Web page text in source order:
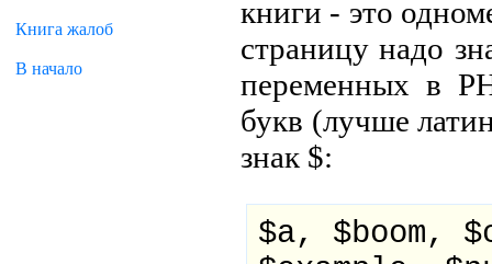
Книга жалоб
В начало
книги - это
страницу надо
переменных в
букв (лучше
знак $:
$a, $boom,